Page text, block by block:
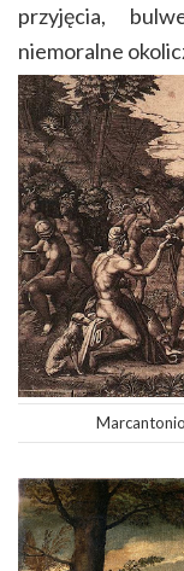
przyjęcia,
niemoralne